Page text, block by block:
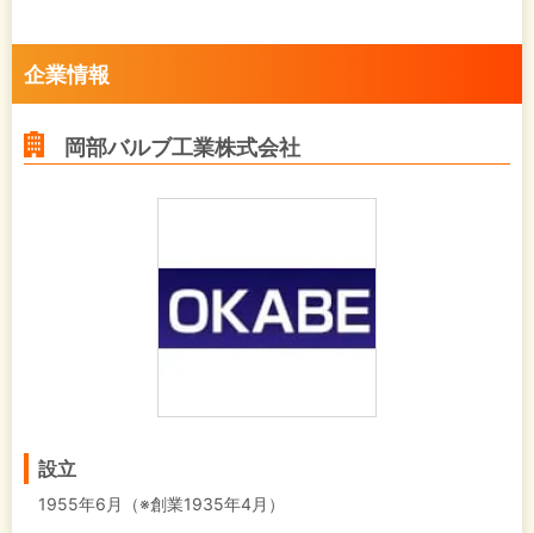
企業情報
岡部バルブ工業株式会社
設立
1955年6月（※創業1935年4月）